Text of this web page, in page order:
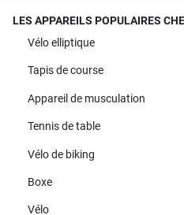
LES APPAREILS POPULAIRES
Vélo elliptique
Tapis de course
Appareil de musculation
Tennis de table
Vélo de biking
Boxe
Vélo